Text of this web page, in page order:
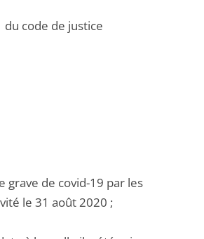
code de justice
de covid-19 par les
le 31 août 2020 ;